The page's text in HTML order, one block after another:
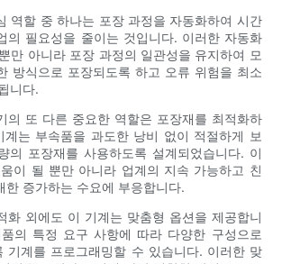
역할 중 하나는 포장 과정을 자동화하여 시간
의 필요성을 줄이는 것입니다. 이러한 자동화
만 아니라 포장 과정의 일관성을 유지하여 모
방식으로 포장되도록 하고 오류 위험을 최소
니다.
의 또 다른 중요한 역할은 포장재를 최적화하
는 부속품을 과도한 낭비 없이 적절하게 보
의 포장재를 사용하도록 설계되었습니다. 이
이 될 뿐만 아니라 업계의 지속 가능하고 친
한 증가하는 수요에 부응합니다.
화 외에도 이 기계는 맞춤형 옵션을 제공합니
의 특정 요구 사항에 따라 다양한 구성으로
기계를 프로그래밍할 수 있습니다. 이러한 맞